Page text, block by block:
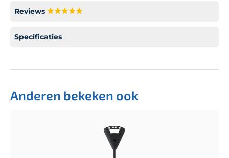
Reviews
Specificaties
Anderen bekeken ook